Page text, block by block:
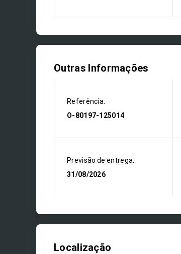
Outras Informações
Referência:
O-80197-125014
Previsão de entrega:
31/08/2026
Localização